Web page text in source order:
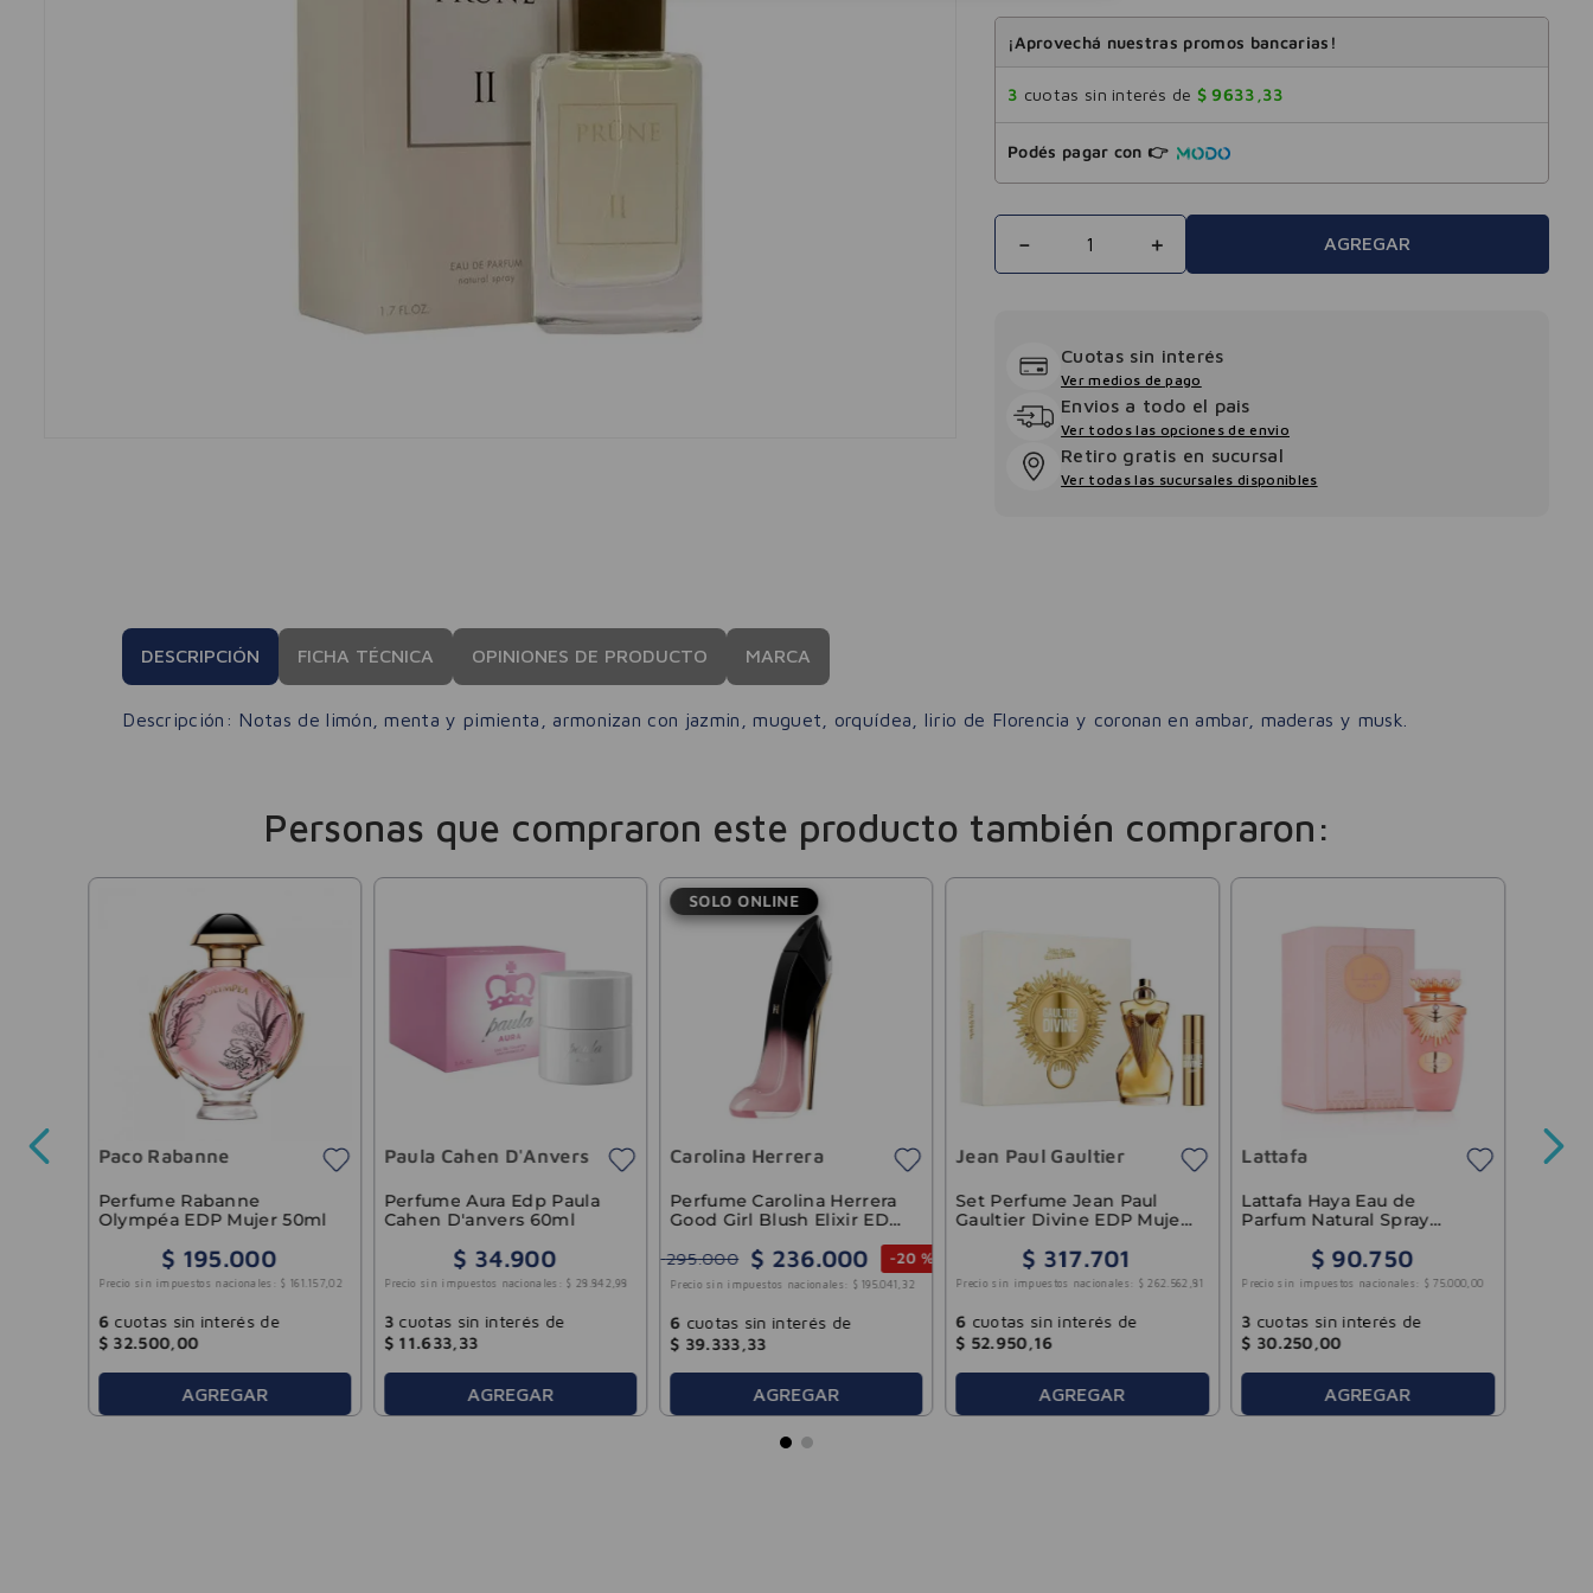
¡Aprovechá nuestras promos bancarias!
3 cuotas sin interés de $ 9633 ,33
Podés pagar con 👉
＋
－ AGREGAR
Cuotas sin interés
Ver medios de pago
Envios a todo el pais
Ver todos las opciones de envio
Retiro gratis en sucursal
Ver todas las sucursales disponibles
DESCRIPCIÓN FICHA TÉCNICA OPINIONES DE PRODUCTO MARCA
Descripción: Notas de limón, menta y pimienta, armonizan con jazmin, muguet, orquídea, lirio de Florencia y coronan en ambar, maderas y musk.
Personas que compraron este producto también compraron:
Paco Rabanne
Perfume Rabanne
Olympéa EDP Mujer 50ml
$ 195.000
Precio sin impuestos nacionales: $ 161 .157,02
6 cuotas sin interés de
$ 32.500,00
AGREGAR
Paula Cahen D'Anvers
Perfume Aura Edp Paula
Cahen D'anvers 60ml
$ 34.900
Precio sin impuestos nacionales: $ 28 .842 ,98
3 cuotas sin interés de
$ 11.633,33
AGREGAR
SOLO ONLINE
Carolina Herrera
Perfume Carolina Herrera
Good Girl Blush Elixir EDP
$ 295.000 $ 236.000 -20 %
Precio sin impuestos nacionales: $ 195 .041 32
6 cuotas sin interés de
$ 39.333 33
AGREGAR
Jean Paul Gaultier
Set Perfume Jean Paul
Gaultier Divine EDP Mujer
$ 317.701
Precio sin impuestos nacionales: $ 262 . 562 ,81
6 cuotas sin interés de
$ 52.950,16
AGREGAR
Lattafa
Lattafa Haya Eau de
Parfum Natural Spray
$ 90.750
Precio sin impuestos nacionales: $ 75.000 , 00
3 cuotas sin interés de
$ 30.250,00
AGREGAR